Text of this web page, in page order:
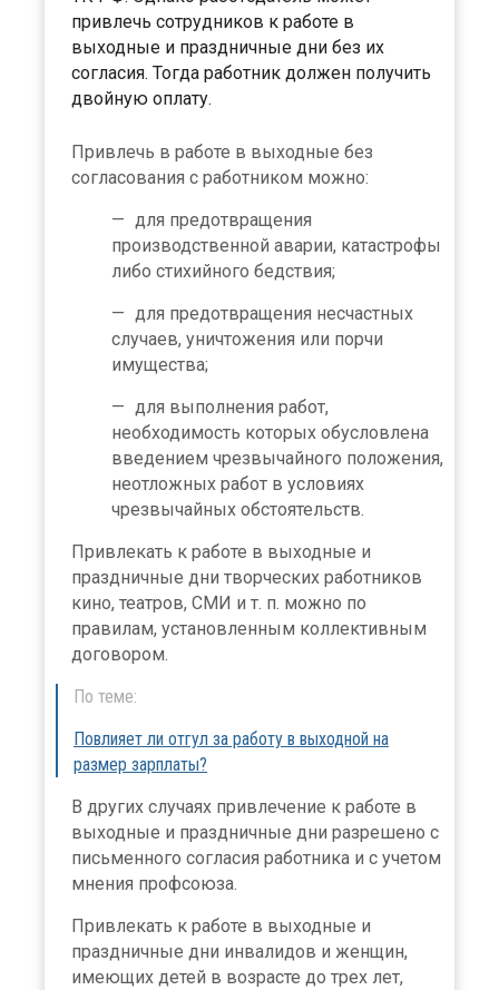
привлечь сотрудников к работе в
выходные и праздничные дни без их
согласия. Тогда работник должен получить
двойную оплату.
Привлечь в работе в выходные без
согласования с работником можно:
для предотвращения
производственной аварии, катастрофы
либо стихийного бедствия;
для предотвращения несчастных
случаев, уничтожения или порчи
имущества;
для выполнения работ,
необходимость которых обусловлена
введением чрезвычайного положения,
неотложных работ в условиях
чрезвычайных обстоятельств.
Привлекать к работе в выходные и
праздничные дни творческих работников
кино, театров, СМИ и т. п. можно по
правилам, установленным коллективным
договором.
По теме:
Повлияет ли отгул за работу в выходной на
размер зарплаты?
В других случаях привлечение к работе в
выходные и праздничные дни разрешено с
письменного согласия работника и с учетом
мнения профсоюза.
Привлекать к работе в выходные и
праздничные дни инвалидов и женщин,
имеющих детей в возрасте до трех лет,